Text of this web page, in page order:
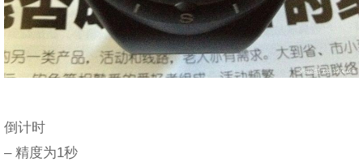
倒计时
– 精度为1秒